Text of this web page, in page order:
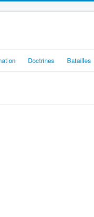
Doctrines Batailles